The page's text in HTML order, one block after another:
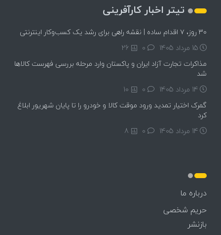
تیتر اخبار کارآفرینی
۳۰ روز، ۷ اقدام ساده | نقشه راهی برای رشد یک کسب‌وکار اینترنتی
15 مرداد 1405
26
مذاکرات تجارت آزاد ایران و پاکستان وارد مرحله بررسی فهرست کالاها
شد
14 مرداد 1405
10
گمرک اختیار تمدید ورود موقت کالا و خودرو را تا پایان شهریور ابلاغ
کرد
14 مرداد 1405
8
درباره ما
حریم شخصی
بازنشر